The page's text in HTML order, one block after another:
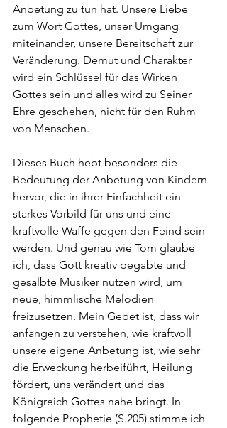
Anbetung zu tun hat. Unsere Liebe
zum Wort Gottes, unser Umgang
miteinander, unsere Bereitschaft zur
Veränderung. Demut und Charakter
wird ein Schlüssel für das Wirken
Gottes sein und alles wird zu Seiner
Ehre geschehen, nicht für den Ruhm
von Menschen.
Dieses Buch hebt besonders die
Bedeutung der Anbetung von Kindern
hervor, die in ihrer Einfachheit ein
starkes Vorbild für uns und eine
kraftvolle Waffe gegen den Feind sein
werden. Und genau wie Tom glaube
ich, dass Gott kreativ begabte und
gesalbte Musiker nutzen wird, um
neue, himmlische Melodien
freizusetzen. Mein Gebet ist, dass wir
anfangen zu verstehen, wie kraftvoll
unsere eigene Anbetung ist, wie sehr
die Erweckung herbeiführt, Heilung
fördert, uns verändert und das
Königreich Gottes nahe bringt. In
folgende Prophetie (S.205) stimme ich